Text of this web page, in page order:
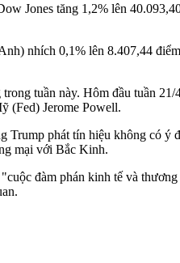
Jones tăng 1,2% lên
nhích 0,1% lên 8.407,44
tuần này. Hôm đầu tuần
(Fed) Jerome Powell.
Trump phát tín hiệu không có
mại với Bắc Kinh.
đàm phán kinh tế và